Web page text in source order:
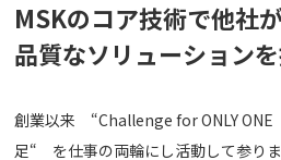
MSKのコア技術で他社
品質なソリューション
創業以来 “Challenge for ONLY
足“ を仕事の両輪にし活動して参り